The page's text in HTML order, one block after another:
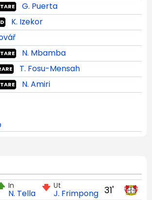
G. Puerta
K. Izekor
N. Mbamba
T. Fosu-Mensah
N. Amiri
31'
Ut
J. Frimpong
In
N. Tella